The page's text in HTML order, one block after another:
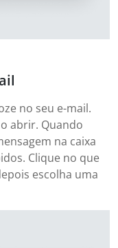
no seu e-mail.
abrir. Quando
na caixa
Clique no que
escolha uma